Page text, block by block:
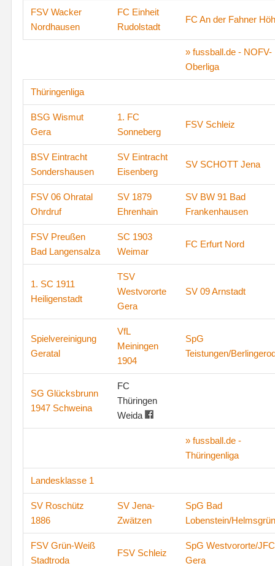
FSV Wacker
Nordhausen
FC Einheit
Rudolstadt
FC An der Fahner
» fussball.de - NOFV-
Oberliga
Thüringenliga
BSG Wismut
Gera
1. FC
Sonneberg
FSV Schleiz
BSV Eintracht
Sondershausen
SV Eintracht
Eisenberg
SV SCHOTT Jena
FSV 06 Ohratal
Ohrdruf
SV 1879
Ehrenhain
SV BW 91 Bad
Frankenhausen
FSV Preußen
Bad Langensalza
SC 1903
Weimar
FC Erfurt Nord
1. SC 1911
Heiligenstadt
TSV
Westvororte
Gera
SV 09 Arnstadt
Spielvereinigung
Geratal
VfL
Meiningen
1904
SpG
Teistungen/
SG Glücksbrunn
1947 Schweina
FC
Thüringen
Weida
» fussball.de -
Thüringenliga
Landesklasse 1
SV Roschütz
1886
SV Jena-
Zwätzen
SpG Bad
Lobenstein/Helmsgrün
FSV Grün-Weiß
Stadtroda
FSV Schleiz
SpG Westvororte/JFC
Gera